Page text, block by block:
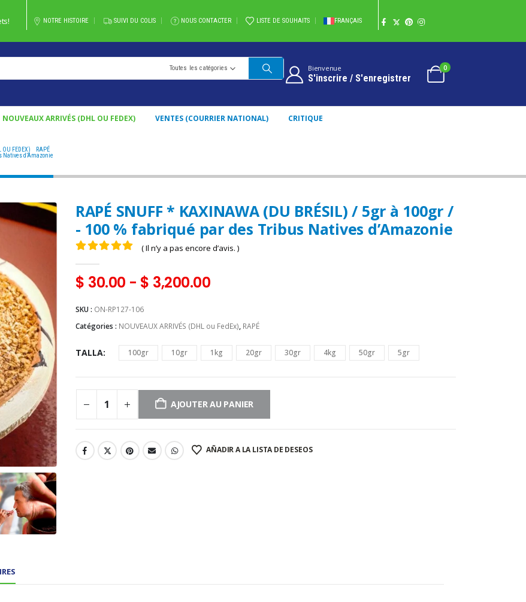
NOTRE HISTOIRE SUIVI DU COLIS NOUS CONTACTER LISTE DE SOUHAITS FRANÇAIS
Toutes les catégories Bienvenue
S'inscrire / S'enregistrer
0
NOUVEAUX ARRIVÉS (DHL OU FEDEX) VENTES (COURRIER NATIONAL) CRITIQUE
OU FEDEX) RAPÉ
Natives d’Amazonie
RAPÉ SNUFF * KAXINAWA (DU BRÉSIL) / 5gr à 100gr /
- 100 % fabriqué par des Tribus Natives d’Amazonie
( Il n’y a pas encore d’avis. )
$ 30.00 - $ 3,200.00
SKU : ON-RP127-106
Catégories : NOUVEAUX ARRIVÉS (DHL ou FedEx), RAPÉ
TALLA 100gr 10gr 1kg 20gr 30gr 4kg 50gr 5gr
AJOUTER AU PANIER
AÑADIR A LA LISTA DE DESEOS